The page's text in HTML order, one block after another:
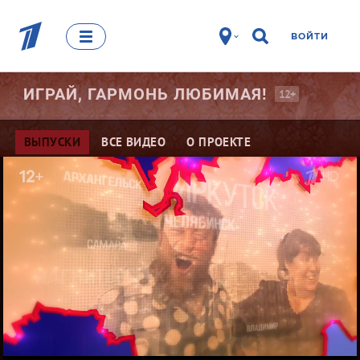
ВОЙТИ
ИГРАЙ, ГАРМОНЬ ЛЮБИМАЯ! 12+
ВЫПУСКИ ВСЕ ВИДЕО О ПРОЕКТЕ